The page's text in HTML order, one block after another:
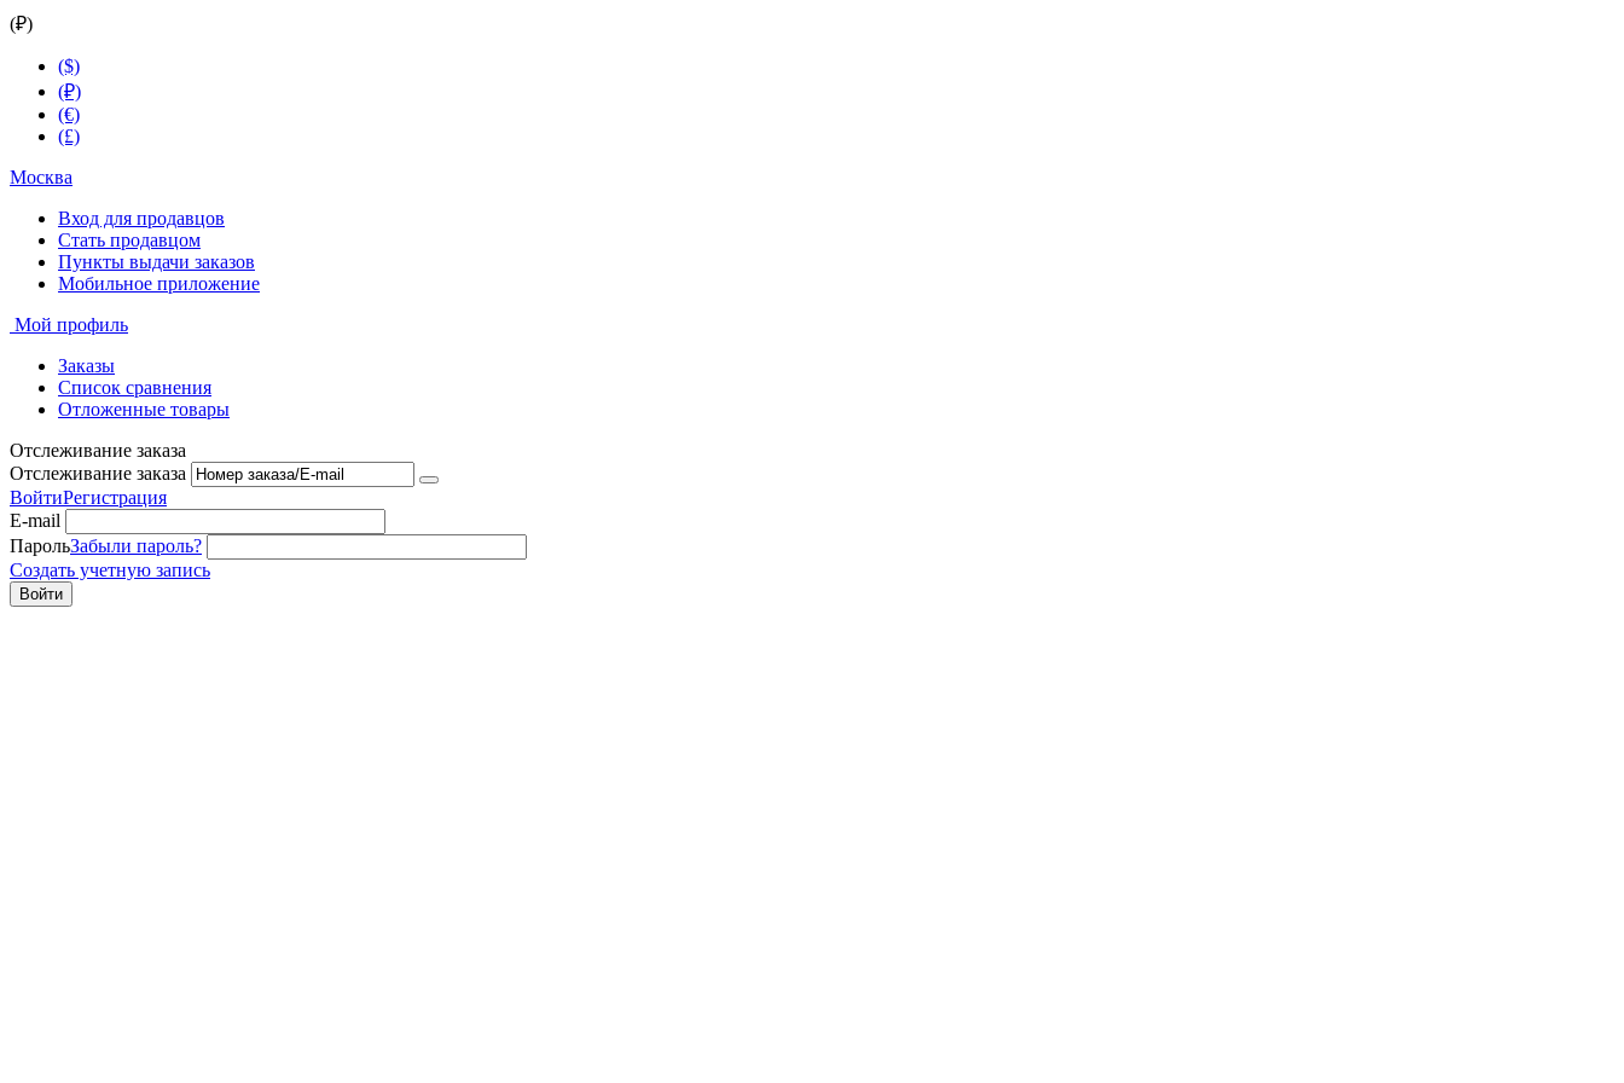
(₽)
($)
(₽)
(€)
(£)
Москва
Вход для продавцов
Стать продавцом
Пункты выдачи заказов
Мобильное приложение
Мой профиль
Заказы
Список сравнения
Отложенные товары
Отслеживание заказа
Отслеживание заказа
ВойтиРегистрация
E-mail
ПарольЗабыли пароль?
Создать учетную запись
Войти